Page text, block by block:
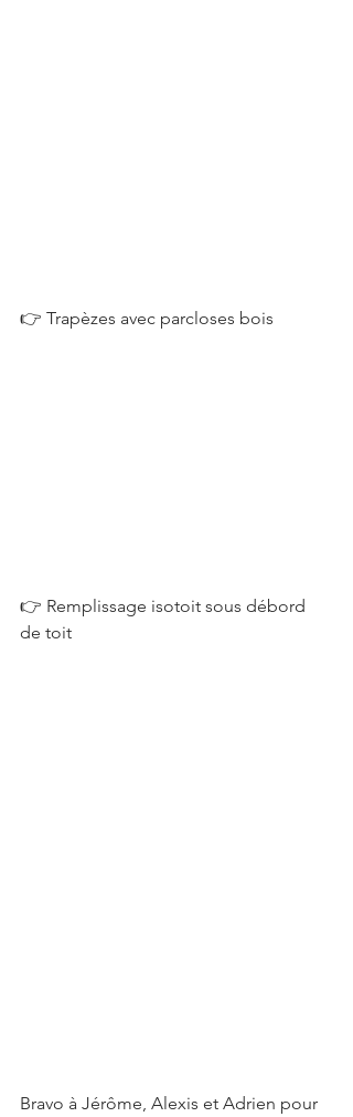
👉 Trapèzes avec parcloses bois
👉 Remplissage isotoit sous débord
de toit
Bravo à Jérôme, Alexis et Adrien pour